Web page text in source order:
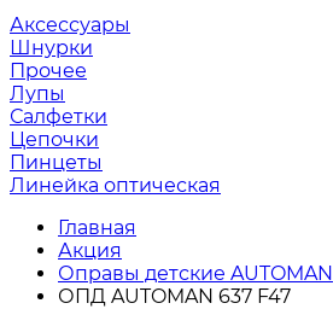
Аксессуары
Шнурки
Прочее
Лупы
Салфетки
Цепочки
Пинцеты
Линейка оптическая
Главная
Акция
Оправы детские AUTOMAN
ОПД AUTOMAN 637 F47